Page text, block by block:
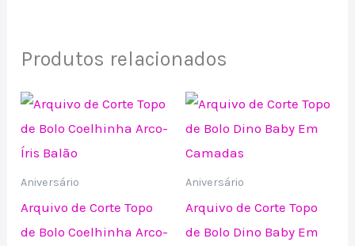
Produtos relacionados
Aniversário
Arquivo de Corte Topo
de Bolo Coelhinha Arco-
Aniversário
Arquivo de Corte Topo
de Bolo Dino Baby Em